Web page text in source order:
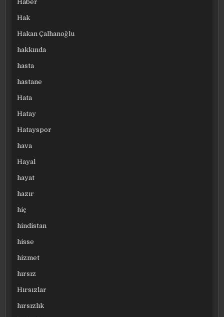
Haber
Hak
Hakan Çalhanoğlu
hakkında
hasta
hastane
Hata
Hatay
Hatayspor
hava
Hayal
hayat
hazır
hiç
hindistan
hisse
hizmet
hırsız
Hırsızlar
hırsızlık